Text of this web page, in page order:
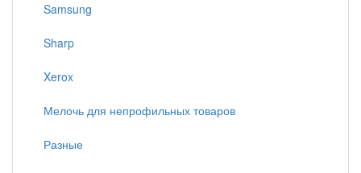
Samsung
Sharp
Xerox
Мелочь для непрофильных товаров
Разные